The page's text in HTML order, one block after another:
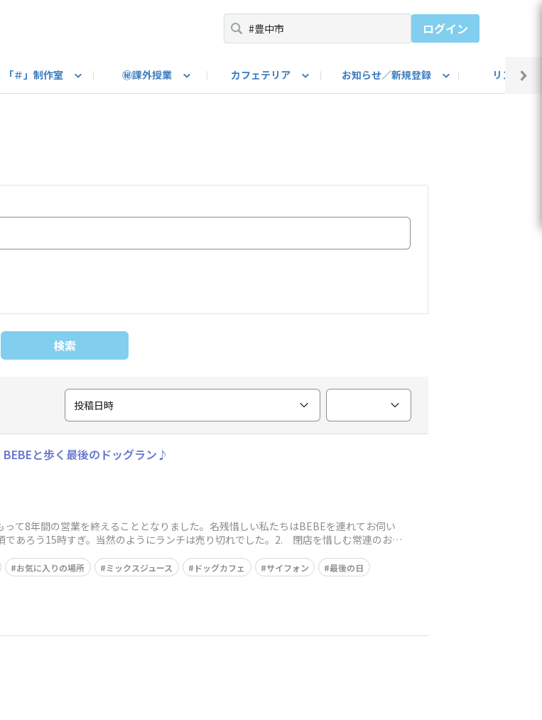
ログイン
「＃」制作室 ㊙課外授業 カフェテリア お知らせ／新規登録 リンク集
検索
投稿日時
と歩く最後のドッグラン♪
て8年間の営業を終えることとなりました。名残惜しい私たちはBEBEを連れてお伺い
あろう15時すぎ。当然のようにランチは売り切れでした。​2. 閉店を惜しむ常連のお客
お気に入りの場所 ミックスジュース ドッグカフェ サイフォン
最後の日